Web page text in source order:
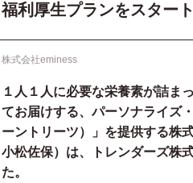
福利厚生プランをスタート
株式会社eminess
１人１人に必要な栄養素が詰ま
てお届けする、パーソナライズ
ーントリーツ）」を提供する株
小松佐保）は、トレンダーズ株
た。